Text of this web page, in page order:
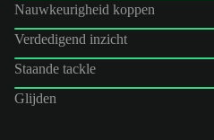
Nauwkeurigheid koppen
Verdedigend inzicht
Staande tackle
Glijden